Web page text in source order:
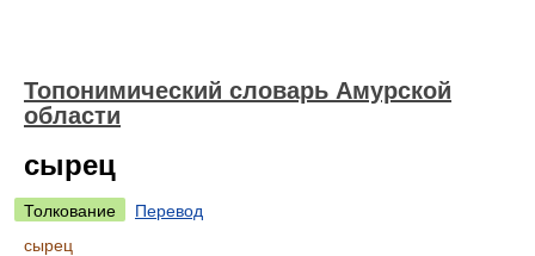
Топонимический словарь Амурской
области
сырец
Толкование
Перевод
сырец